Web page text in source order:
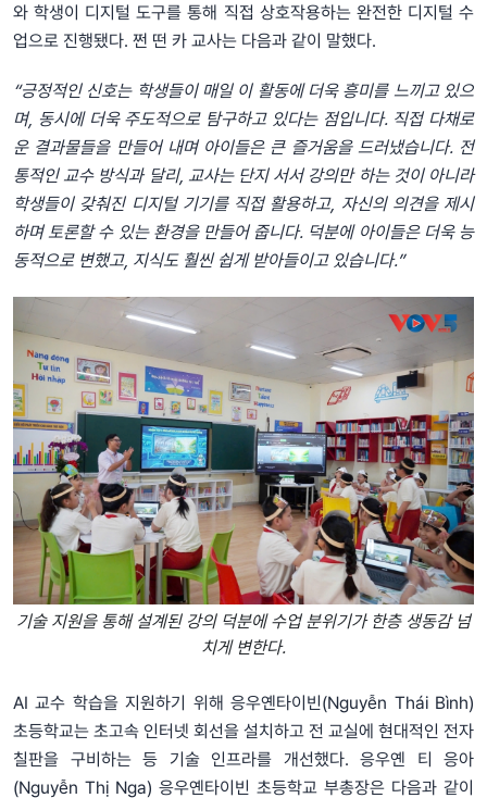
와 학생이 디지털 도구를 통해 직접 상호작용하는 완전한 디지털 수
업으로 진행됐다. 쩐 떤 카 교사는 다음과 같이 말했다.
“긍정적인 신호는 학생들이 매일 이 활동에 더욱 흥미를 느끼고 있으
며, 동시에 더욱 주도적으로 탐구하고 있다는 점입니다. 직접 다채로
운 결과물들을 만들어 내며 아이들은 큰 즐거움을 드러냈습니다. 전
통적인 교수 방식과 달리, 교사는 단지 서서 강의만 하는 것이 아니라
학생들이 갖춰진 디지털 기기를 직접 활용하고, 자신의 의견을 제시
하며 토론할 수 있는 환경을 만들어 줍니다. 덕분에 아이들은 더욱 능
동적으로 변했고, 지식도 훨씬 쉽게 받아들이고 있습니다.”
기술 지원을 통해 설계된 강의 덕분에 수업 분위기가 한층 생동감 넘
치게 변한다.
AI 교수 학습을 지원하기 위해 응우옌타이빈(Nguyễn Thái Bình)
초등학교는 초고속 인터넷 회선을 설치하고 전 교실에 현대적인 전자
칠판을 구비하는 등 기술 인프라를 개선했다. 응우옌 티 응아
(Nguyễn Thị Nga) 응우옌타이빈 초등학교 부총장은 다음과 같이